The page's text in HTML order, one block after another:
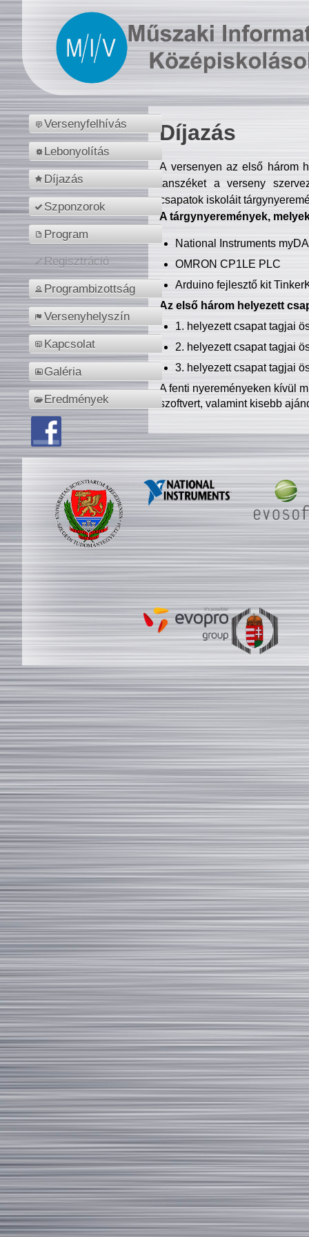
Versenyfelhívás
Lebonyolítás
Díjazás
Szponzorok
Program
Regisztráció
Programbizottság
Versenyhelyszín
Kapcsolat
Galéria
Eredmények
Díjazás
A versenyen az első három
tanszéket a verseny
csapatok iskoláit
A tárgynyeremények,
National Instruments
OMRON CP1LE PLC
Arduino fejlesztő kit
Az első három helyezett
1. helyezett csapat tagjai
2. helyezett csapat tagjai
3. helyezett csapat tagjai
A fenti nyereményeken kívül
szoftvert, valamint kisebb